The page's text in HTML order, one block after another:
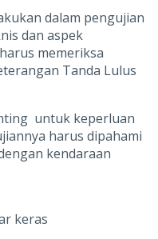
dalam pengujian
dan aspek
memeriksa
Tanda Lulus
untuk keperluan
harus dipahami
kendaraan
keras